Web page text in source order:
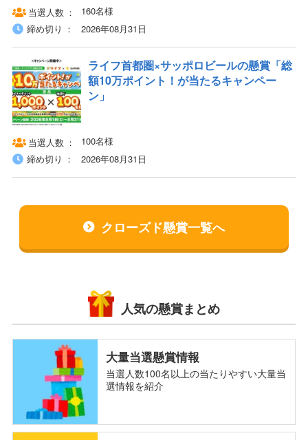
当選人数
160名様
締め切り
2026年08月31日
ライフ首都圏×サッポロビールの懸賞「総
額10万ポイント！が当たるキャンペー
ン」
当選人数
100名様
締め切り
2026年08月31日
クローズド懸賞一覧へ
人気の懸賞まとめ
大量当選懸賞情報
当選人数100名以上の当たりやすい大量当
選情報を紹介